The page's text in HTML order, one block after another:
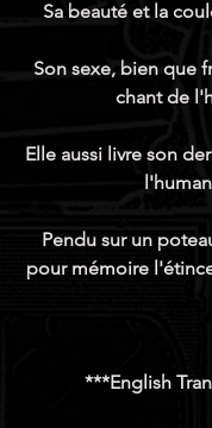
Sa beauté et la
Son sexe, bien que
chant de
Elle aussi livre son
Pendu sur un
pour mémoire
***English